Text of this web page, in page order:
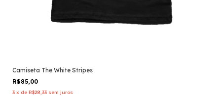
Camiseta The White Stripes
R$85,00
3 x de R$28,33 sem juros